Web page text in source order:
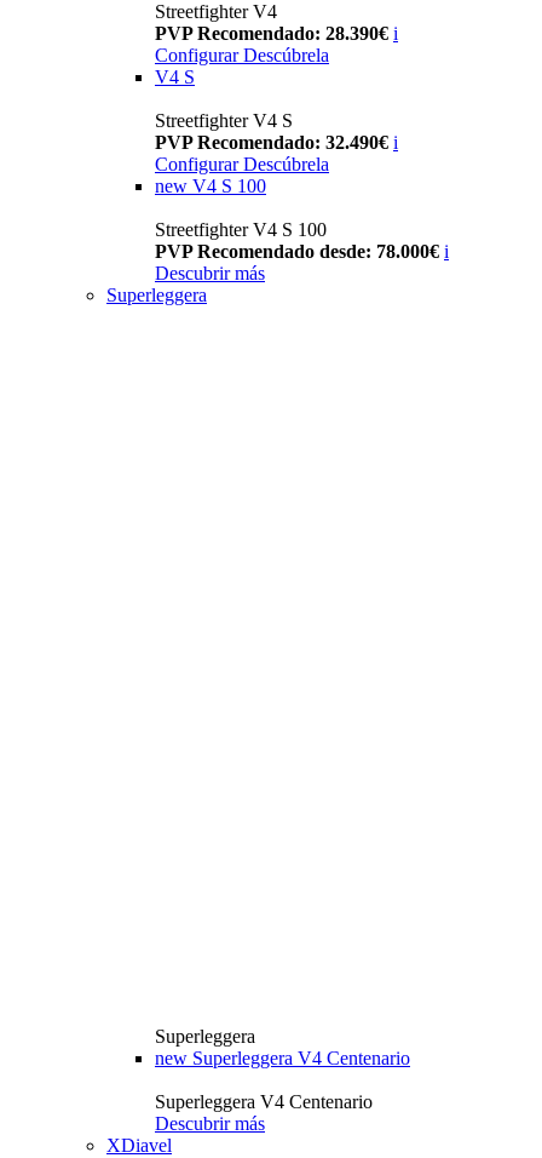
Streetfighter V4
PVP Recomendado: 28.390€ i
Configurar Descúbrela
V4 S
Streetfighter V4 S
PVP Recomendado: 32.490€ i
Configurar Descúbrela
new V4 S 100
Streetfighter V4 S 100
PVP Recomendado desde: 78.000€ i
Descubrir más
Superleggera
Superleggera
new Superleggera V4 Centenario
Superleggera V4 Centenario
Descubrir más
XDiavel